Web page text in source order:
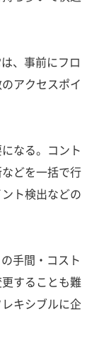
、事前にフロ
アクセスポイ
なる。コント
どを一括で行
ト検出などの
手間・コスト
することも難
キシブルに企